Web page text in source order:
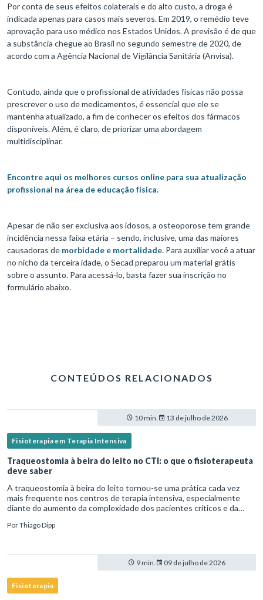
Por conta de seus efeitos colaterais e do alto custo, a droga é
indicada apenas para casos mais severos. Em 2019, o remédio teve
aprovação para uso médico nos Estados Unidos. A previsão é de que
a substância chegue ao Brasil no segundo semestre de 2020, de
acordo com a Agência Nacional de Vigilância Sanitária (Anvisa).
Contudo, ainda que o profissional de atividades físicas não possa
prescrever o uso de medicamentos, é essencial que ele se
mantenha atualizado, a fim de conhecer os efeitos dos fármacos
disponíveis. Além, é claro, de priorizar uma abordagem
multidisciplinar.
Encontre aqui os melhores cursos online para sua atualização
profissional na área de educação física.
Apesar de não ser exclusiva aos idosos, a osteoporose tem grande
incidência nessa faixa etária – sendo, inclusive, uma das maiores
causadoras de morbidade e mortalidade. Para auxiliar você a atuar
no nicho da terceira idade, o Secad preparou um material grátis
sobre o assunto. Para acessá-lo, basta fazer sua inscrição no
formulário abaixo.
CONTEÚDOS RELACIONADOS
10 min. 13 de julho de 2026
Fisioterapia em Terapia Intensiva
Traqueostomia à beira do leito no CTI: o que o fisioterapeuta
deve saber
A traqueostomia à beira do leito tornou-se uma prática cada vez
mais frequente nos centros de terapia intensiva, especialmente
diante do aumento da complexidade dos pacientes críticos e da
PorThiago Dipp
9 min. 09 de julho de 2026
Fisioterapia